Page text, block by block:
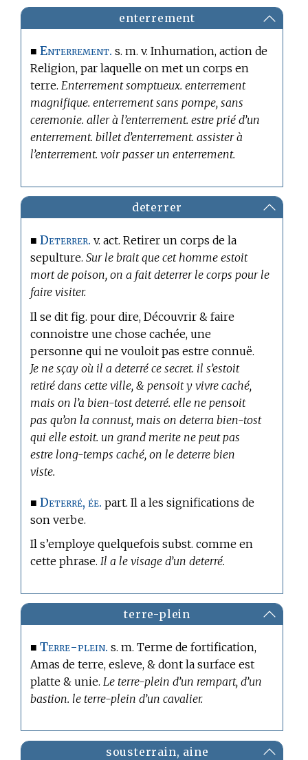
enterrement
■Enterrement. s. m. v. Inhumation, action de
Religion, par laquelle on met un corps en
terre.Enterrement somptueux. enterrement
magnifique. enterrement sans pompe, sans
ceremonie. aller à l’enterrement. estre prié d’un
enterrement. billet d’enterrement. assister à
l’enterrement. voir passer un enterrement.
deterrer
■Deterrer. v. act. Retirer un corps de la
sepulture.Sur le brait que cet homme estoit
mort de poison, on a fait deterrer le corps pour le
faire visiter.
Il se dit fig. pour dire, Découvrir & faire
connoistre une chose cachée, une
personne qui ne vouloit pas estre connuë.
Je ne sçay où il a deterré ce secret. il s’estoit
retiré dans cette ville, & pensoit y vivre caché,
mais on l’a bien-tost deterré. elle ne pensoit
pas qu’on la connust, mais on deterra bien-tost
qui elle estoit. un grand merite ne peut pas
estre long-temps caché, on le deterre bien
viste.
■Deterré, ée. part. Il a les significations de
son verbe.
Il s’employe quelquefois subst. comme en
cette phrase.Il a le visage d’un deterré.
terre-plein
■Terre-plein. s. m.Terme de fortification,
Amas de terre, esleve, & dont la surface est
platte & unie. Le terre-plein d’un rempart, d’un
bastion. le terre-plein d’un cavalier.
sousterrain, aine